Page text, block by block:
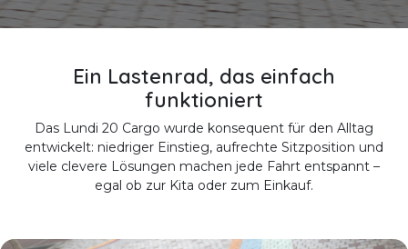
Ein Lastenrad, das einfach
funktioniert
Das Lundi 20 Cargo wurde konsequent für den Alltag
entwickelt: niedriger Einstieg, aufrechte Sitzposition und
viele clevere Lösungen machen jede Fahrt entspannt –
egal ob zur Kita oder zum Einkauf.